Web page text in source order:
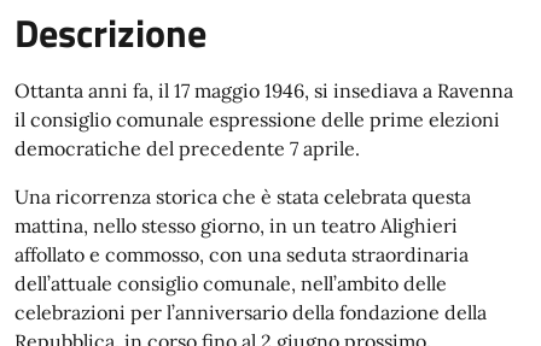
Descrizione
Ottanta anni fa, il 17 maggio 1946, si insediava a Ravenna
il consiglio comunale espressione delle prime elezioni
democratiche del precedente 7 aprile.
Una ricorrenza storica che è stata celebrata questa
mattina, nello stesso giorno, in un teatro Alighieri
affollato e commosso, con una seduta straordinaria
dell’attuale consiglio comunale, nell’ambito delle
celebrazioni per l’anniversario della fondazione della
Repubblica, in corso fino al 2 giugno prossimo.